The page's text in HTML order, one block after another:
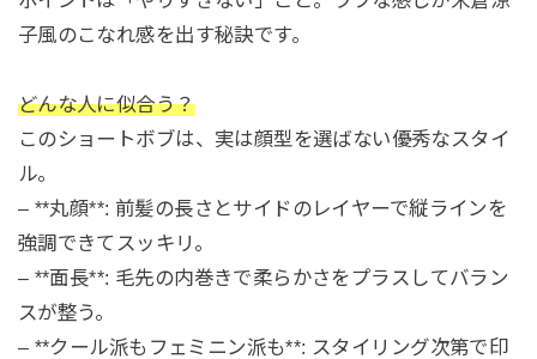
子風のこなれ感を出す秘訣です。
どんな人に似合う？
このショートボブは、実は顔型を選ばない優秀なスタイ
ル。
– **丸顔**: 前髪の長さとサイドのレイヤーで縦ラインを
強調できてスッキリ。
– **面長**: 毛先の内巻きで柔らかさをプラスしてバラン
スが整う。
– **クール派もフェミニン派も**: スタイリング次第で印